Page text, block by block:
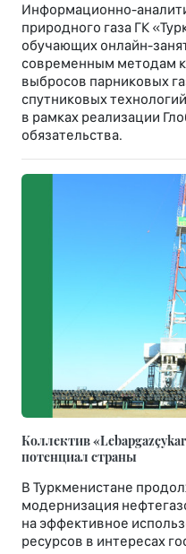
Информационно-
природного газа ГК
обучающих онлайн-
современным методам
выбросов парниковых
спутниковых
в рамках реализации
обязательства.
Коллектив
потенциал страны
В Туркменистане
модернизация
на эффективное
ресурсов в интересах